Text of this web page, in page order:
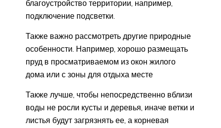
благоустройство территории, например,
подключение подсветки.
Также важно рассмотреть другие природные
особенности. Например, хорошо размещать
пруд в просматриваемом из окон жилого
дома или с зоны для отдыха месте
Также лучше, чтобы непосредственно вблизи
воды не росли кусты и деревья, иначе ветки и
листья будут загрязнять ее, а корневая